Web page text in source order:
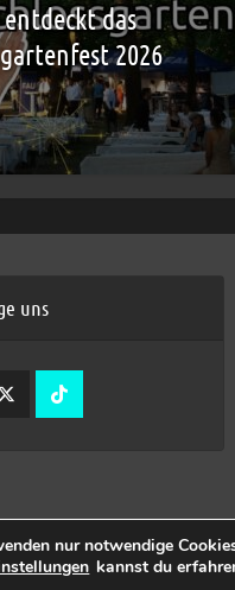
entdeckt das
2026
uns
nur notwendige
kannst du